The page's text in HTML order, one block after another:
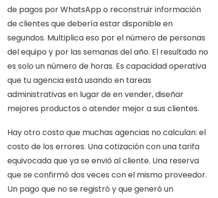
de pagos por WhatsApp o reconstruir información
de clientes que debería estar disponible en
segundos. Multiplica eso por el número de personas
del equipo y por las semanas del año. El resultado no
es solo un número de horas. Es capacidad operativa
que tu agencia está usando en tareas
administrativas en lugar de en vender, diseñar
mejores productos o atender mejor a sus clientes.
Hay otro costo que muchas agencias no calculan: el
costo de los errores. Una cotización con una tarifa
equivocada que ya se envió al cliente. Una reserva
que se confirmó dos veces con el mismo proveedor.
Un pago que no se registró y que generó un